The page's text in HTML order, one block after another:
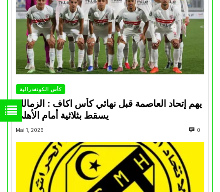
كأس الكونفدرالية
يهم إتحاد العاصمة قبل نهائي كأس اكاف : الزمالك
Mai 1, 2026 0